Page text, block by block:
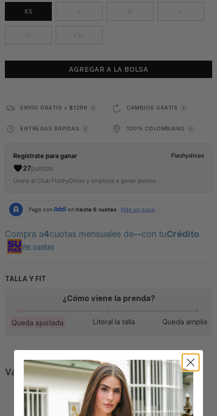
XS S M
XL XXL
AGREGAR A LA BOLSA
ENVÍO GRATIS > $129K i CAMBIOS GRATIS i
ENTREGAS RÁPIDAS i 100% COLOMBIANO i
Regístrate para ganar Flashydivas
27puntos
Únete al Club FlashyDivas y empieza a ganar puntos.
Compra a4cuotas mensuales de--con tuCrédito
Ver cuotas
TALLA Y FIT
¿Cómo viene la prenda?
Queda ajustada Literal la talla Queda amplia
Valoración de los clientes
Basado en 7 comentarios